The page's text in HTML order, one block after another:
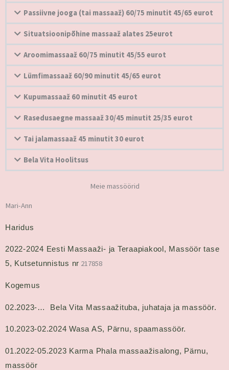
Passiivne jooga (tai massaaž) 60/75 minutit 45/65 eurot
Situatsioonipõhine massaaž alates 25eurot
Aroomimassaaž 60/75 minutit 45/55 eurot
Lümfimassaaž 60/90 minutit 45/65 eurot
Kupumassaaž 60 minutit 45 eurot
Rasedusaegne massaaž 30/45 minutit 25/35 eurot
Tai jalamassaaž 45 minutit 30 eurot
Bela Vita Hoolitsus
Meie massöörid
Mari-Ann
Haridus
2022-2024 Eesti Massaaži- ja Teraapiakool, Massöör tase
5, Kutsetunnistus nr 217858
Kogemus
02.2023-… Bela Vita Massaažituba, juhataja ja massöör.
10.2023-02.2024 Wasa AS, Pärnu, spaamassöör.
01.2022-05.2023 Karma Phala massaažisalong, Pärnu,
massöör